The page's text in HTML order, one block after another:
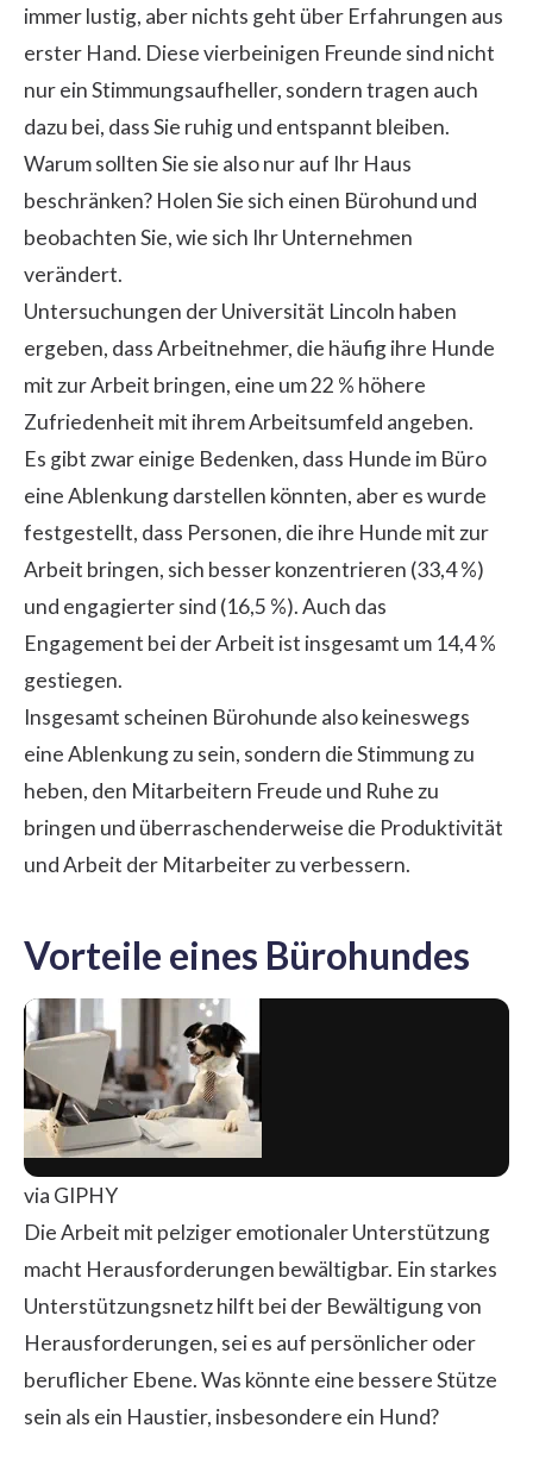
immer lustig, aber nichts geht über Erfahrungen aus
erster Hand. Diese vierbeinigen Freunde sind nicht
nur ein Stimmungsaufheller, sondern tragen auch
dazu bei, dass Sie ruhig und entspannt bleiben.
Warum sollten Sie sie also nur auf Ihr Haus
beschränken? Holen Sie sich einen Bürohund und
beobachten Sie, wie sich Ihr Unternehmen
verändert.
Untersuchungen der Universität Lincoln haben
ergeben, dass Arbeitnehmer, die häufig ihre Hunde
mit zur Arbeit bringen, eine um 22 % höhere
Zufriedenheit mit ihrem Arbeitsumfeld angeben.
Es gibt zwar einige Bedenken, dass Hunde im Büro
eine Ablenkung darstellen könnten, aber es wurde
festgestellt, dass Personen, die ihre Hunde mit zur
Arbeit bringen, sich besser konzentrieren (33,4 %)
und engagierter sind (16,5 %). Auch das
Engagement bei der Arbeit ist insgesamt um 14,4 %
gestiegen.
Insgesamt scheinen Bürohunde also keineswegs
eine Ablenkung zu sein, sondern die Stimmung zu
heben, den Mitarbeitern Freude und Ruhe zu
bringen und überraschenderweise die Produktivität
und Arbeit der Mitarbeiterzu verbessern.
Vorteile eines Bürohundes
via GIPHY
Die Arbeit mit pelziger emotionaler Unterstützung
macht Herausforderungen bewältigbar. Ein starkes
Unterstützungsnetz hilft bei der Bewältigung von
Herausforderungen, sei es auf persönlicher oder
beruflicher Ebene. Was könnte eine bessere Stütze
sein als ein Haustier, insbesondere ein Hund?